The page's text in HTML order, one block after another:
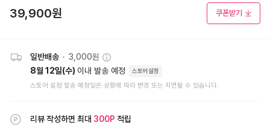
39,900원 쿠폰받기
일반배송 • 3,000원
8월 12일(수) 이내 발송 예정 스토어설정
스토어 설정 발송 예정일은 상황에 따라 변경 또는 지연될 수 있습니다.
리뷰 작성하면 최대 300P 적립